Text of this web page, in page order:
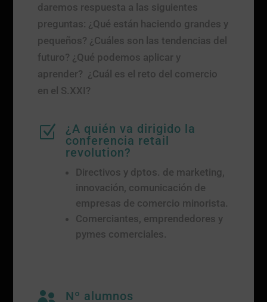
daremos respuesta a las siguientes
preguntas: ¿Qué están haciendo grandes y
pequeños? ¿Cuáles son las tendencias del
futuro? ¿Qué podemos aplicar y
aprender? ¿Cuál es el reto del comercio
en el S.XXI?
Z
¿A quién va dirigido la
conferencia retail
revolution?
Directivos y dptos. de marketing,
innovación, comunicación de
empresas de comercio minorista.
Comerciantes, emprendedores y
pymes comerciales.
Nº alumnos